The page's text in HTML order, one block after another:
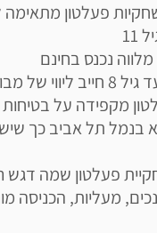
נכנס בחינם
מעל גיל 18
מקפידה על
בנמל תל אביב כך שיש
פעלטון שמה דגש
נכים, מעליות,